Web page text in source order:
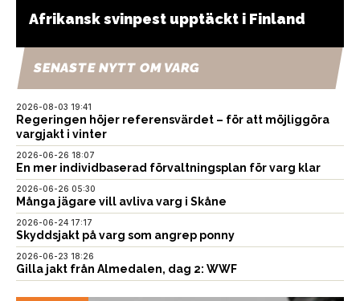
Afrikansk svinpest upptäckt i Finland
SENASTE NYTT OM VARG
2026-08-03 19:41
Regeringen höjer referensvärdet – för att möjliggöra
vargjakt i vinter
2026-06-26 18:07
En mer individbaserad förvaltningsplan för varg klar
2026-06-26 05:30
Många jägare vill avliva varg i Skåne
2026-06-24 17:17
Skyddsjakt på varg som angrep ponny
2026-06-23 18:26
Gilla jakt från Almedalen, dag 2: WWF